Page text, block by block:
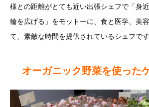
様との距離がとても近い出張シェフで「身
輪を広げる」をモットーに、食と医学、美
て、素敵な時間を提供されているシェフです
オーガニック野菜を使った